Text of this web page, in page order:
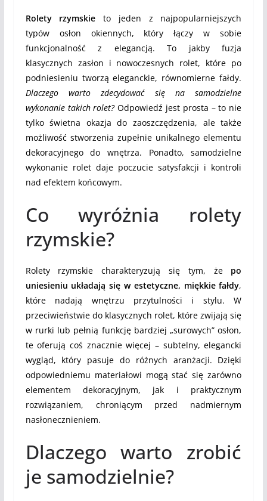
Rolety rzymskie to jeden z najpopularniejszych
typów osłon okiennych, który łączy w sobie
funkcjonalność z elegancją. To jakby fuzja
klasycznych zasłon i nowoczesnych rolet, które po
podniesieniu tworzą eleganckie, równomierne fałdy.
Dlaczego warto zdecydować się na samodzielne
wykonanie takich rolet?Odpowiedź jest prosta – to nie
tylko świetna okazja do zaoszczędzenia, ale także
możliwość stworzenia zupełnie unikalnego elementu
dekoracyjnego do wnętrza. Ponadto, samodzielne
wykonanie rolet daje poczucie satysfakcji i kontroli
nad efektem końcowym.
Co wyróżnia rolety
rzymskie?
Rolety rzymskie charakteryzują się tym, że po
uniesieniu układają się w estetyczne, miękkie fałdy,
które nadają wnętrzu przytulności i stylu. W
przeciwieństwie do klasycznych rolet, które zwijają się
w rurki lub pełnią funkcję bardziej „surowych” osłon,
te oferują coś znacznie więcej – subtelny, elegancki
wygląd, który pasuje do różnych aranżacji. Dzięki
odpowiedniemu materiałowi mogą stać się zarówno
elementem dekoracyjnym, jak i praktycznym
rozwiązaniem, chroniącym przed nadmiernym
nasłonecznieniem.
Dlaczego warto zrobić
je samodzielnie?